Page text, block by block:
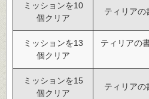
ミッションを10
個クリア
ティリア
ミッションを13
個クリア
ティリアの
ミッションを15
個クリア
ティリア